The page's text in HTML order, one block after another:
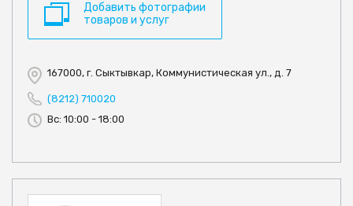
Добавить фотографии
товаров и услуг
167000, г. Сыктывкар, Коммунистическая ул., д. 7
(8212) 710020
Вс: 10:00 - 18:00